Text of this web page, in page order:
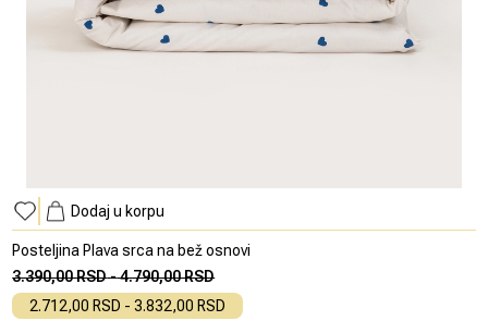
Dodaj u korpu
Posteljina Plava srca na bež osnovi
3.390,00 RSD-4.790,00 RSD
2.712,00 RSD - 3.832,00 RSD